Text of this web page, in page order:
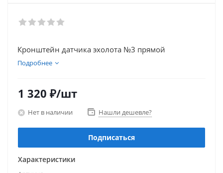
Кронштейн датчика эхолота №3 прямой
Подробнее
1 320 ₽/шт
Нет в наличии Нашли дешевле?
Подписаться
Характеристики